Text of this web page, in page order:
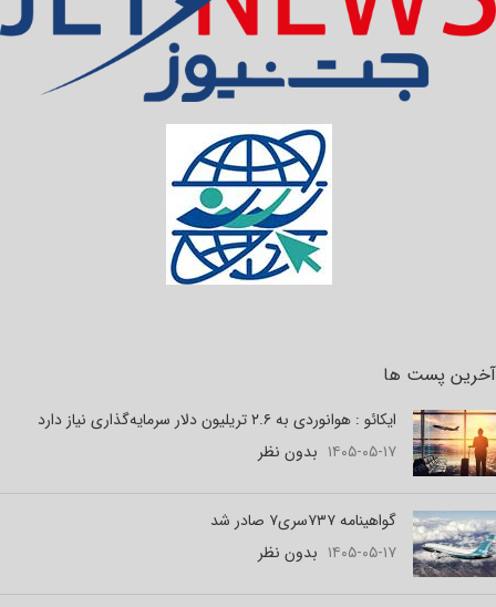
آخرین پست ها
ایکائو : هوانوردی به ۲.۶ تریلیون دلار سرمایه‌گذاری نیاز دارد
۱۴۰۵-۰۵-۱۷ بدون نظر
گواهینامه ۷۳۷سری۷ صادر شد
۱۴۰۵-۰۵-۱۷ بدون نظر